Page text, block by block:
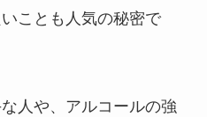
ことも人気の秘密で
人や、アルコールの強